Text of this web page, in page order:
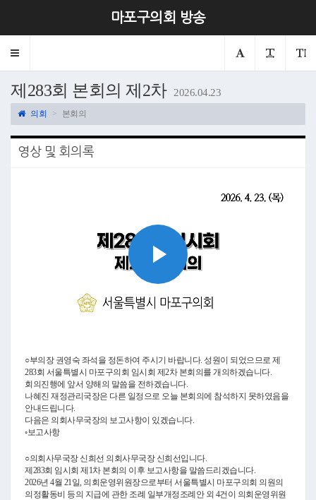
마포구의회 방송
Toggle
제283회 본회의 제2차 2026.04.23
의회 본회의
영상 및 회의록
Play
○부의장 권영숙 좌석을 정돈하여 주시기 바랍니다. 성원이 되었으므로 제
283회 서울특별시 마포구의회 임시회 제2차 본회의를 개의하겠습니다.
회의진행에 앞서 양해의 말씀을 전하겠습니다.
나혜진 재정관리국장은 다른 일정으로 오늘 본회의에 참석하지 못하였음을
안내드립니다.
다음은 의회사무국장의 보고사항이 있겠습니다.
◦보고사항
○의회사무국장 신희선 의회사무국장 신희선입니다.
제283회 임시회 제1차 본회의 이후 보고사항을 말씀드리겠습니다.
2026년 4월 21일, 의회운영위원장으로부터 서울특별시 마포구의회 의원의
의정활동비 등의 지급에 관한 조례 일부개정조례안 외 4건이 의회운영위원